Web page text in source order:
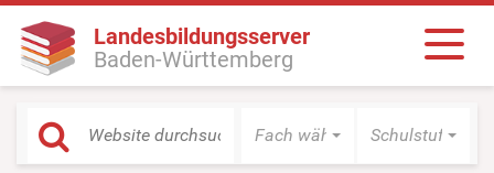
Landesbildungsserver
Baden-Württemberg
Fach wählen Schulstufe